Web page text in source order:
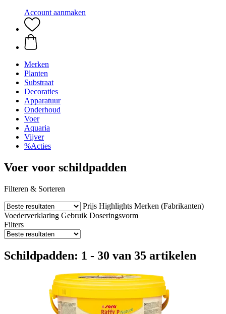
Account aanmaken
Merken
Planten
Substraat
Decoraties
Apparatuur
Onderhoud
Voer
Aquaria
Vijver
%Acties
Voer voor schildpadden
Filteren & Sorteren
Prijs Highlights Merken (Fabrikanten)
Voederverklaring Gebruik Doseringsvorm
Filters
Schildpadden: 1 - 30 van 35 artikelen